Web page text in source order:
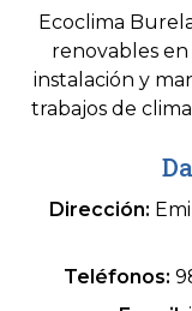
Ecoclima
renovables
instalación y
trabajos de
Dirección:
Teléfonos: